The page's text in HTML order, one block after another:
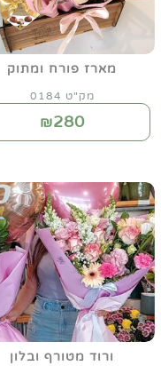
מארז פורח ומתוק
מק"ט 0184
₪280
ורוד מטורף ובלון